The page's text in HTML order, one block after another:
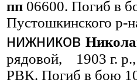
пп 06600. Погиб в
Пусто­шкинского р-
нижников
рядовой, 1903 г.
РВК. Погиб в бою